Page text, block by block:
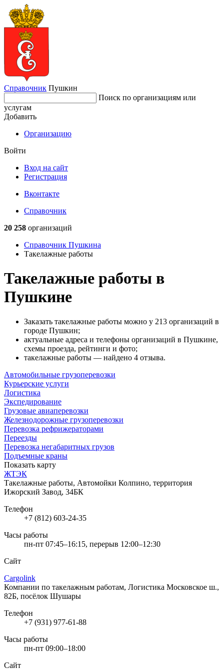
Справочник Пушкин
Поиск по организациям или
услугам
Добавить
Организацию
Войти
Вход на сайт
Регистрация
Вконтакте
Справочник
20 258 организаций
Справочник Пушкина
Такелажные работы
Такелажные работы в
Пушкине
Заказать такелажные работы можно у 213 организаций в
городе Пушкин;
актуальные адреса и телефоны организаций в Пушкине,
схемы проезда, рейтинги и фото;
такелажные работы — найдено 4 отзыва.
Автомобильные грузоперевозки
Курьерские услуги
Логистика
Экспедирование
Грузовые авиаперевозки
Железнодорожные грузоперевозки
Перевозка рефрижераторами
Переезды
Перевозка негабаритных грузов
Подъемные краны
Показать карту
ЖТЭК
Такелажные работы, Автомойки Колпино, территория
Ижорский Завод, 34БК
Телефон
+7 (812) 603-24-35
Часы работы
пн-пт 07:45–16:15, перерыв 12:00–12:30
Сайт
Cargolink
Компании по такелажным работам, Логистика Московское ш.,
82Б, посёлок Шушары
Телефон
+7 (931) 977-61-88
Часы работы
пн-пт 09:00–18:00
Сайт